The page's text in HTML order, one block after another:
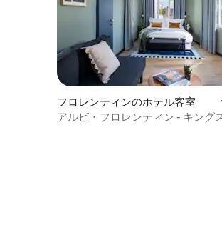
フロレンティンのホテル客室
アルビ・フロレンティン - キング